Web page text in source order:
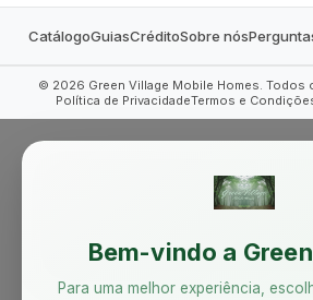
CatálogoGuiasCréditoSobre nós
© 2026 Green Village Mobile Homes.
Política de PrivacidadeTermos e
Bem-vindo a
Para uma melhor experiência,